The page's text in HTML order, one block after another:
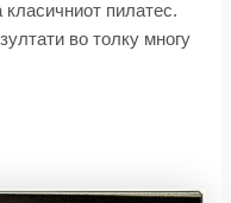
пилатес.
во толку многу